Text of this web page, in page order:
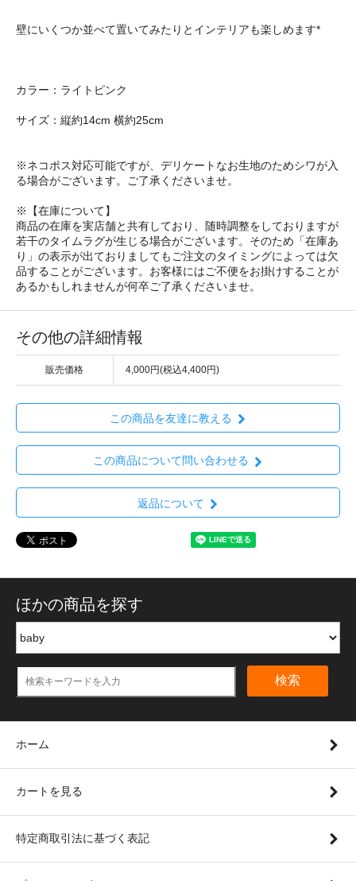
壁にいくつか並べて置いてみたりとインテリアも楽しめます*
カラー：ライトピンク
サイズ：縦約14cm 横約25cm
※ネコポス対応可能ですが、デリケートなお生地のためシワが入
る場合がございます。ご了承くださいませ。
※【在庫について】
商品の在庫を実店舗と共有しており、随時調整をしておりますが
若干のタイムラグが生じる場合がございます。そのため「在庫あ
り」の表示が出ておりましてもご注文のタイミングによっては欠
品することがございます。お客様にはご不便をお掛けすることが
あるかもしれませんが何卒ご了承くださいませ。
その他の詳細情報
販売価格 4,000円(税込4,400円)
この商品を友達に教える
この商品について問い合わせる
返品について
ほかの商品を探す
検索
ホーム
カートを見る
特定商取引法に基づく表記